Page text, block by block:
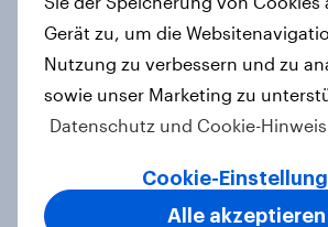
an Strahlkraft
Artikel
"High Protein" ist vom
Massenmarkt geworden
Gerät zu, um die
Nutzung zu verbessern und zu
sowie unser Marketing zu
Datenschutz und Cookie-Hinweis
Cookie-
Alle akzeptieren